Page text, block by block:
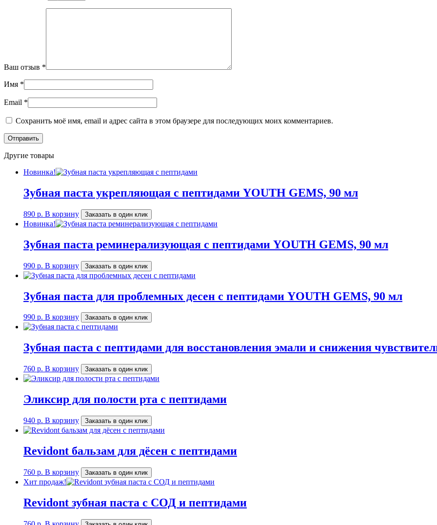
Ваш отзыв *
Имя *
Email *
Сохранить моё имя, email и адрес сайта в этом браузере для последующих моих комментариев.
Другие товары
Новинка!
Зубная паста укрепляющая с пептидами YOUTH GEMS, 90 мл
890 р. В корзину Заказать в один клик
Новинка!
Зубная паста реминерализующая с пептидами YOUTH GEMS, 90 мл
990 р. В корзину Заказать в один клик
Зубная паста для проблемных десен с пептидами YOUTH GEMS, 90 мл
990 р. В корзину Заказать в один клик
Зубная паста c пептидами для восстановления эмали и снижения
760 р. В корзину Заказать в один клик
Эликсир для полости рта с пептидами
940 р. В корзину Заказать в один клик
Revidont бальзам для дёсен c пептидами
760 р. В корзину Заказать в один клик
Хит продаж!
Revidont зубная паста c СОД и пептидами